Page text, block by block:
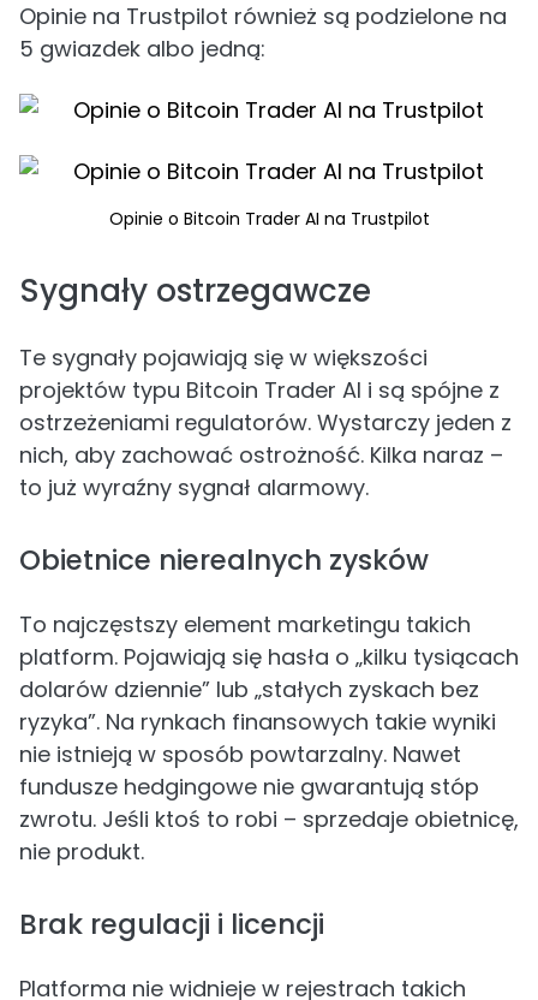
Opinie na Trustpilot również są podzielone na
5 gwiazdek albo jedną:
Opinie o Bitcoin Trader AI na Trustpilot
Sygnały ostrzegawcze
Te sygnały pojawiają się w większości
projektów typu Bitcoin Trader AI i są spójne z
ostrzeżeniami regulatorów. Wystarczy jeden z
nich, aby zachować ostrożność. Kilka naraz –
to już wyraźny sygnał alarmowy.
Obietnice nierealnych zysków
To najczęstszy element marketingu takich
platform. Pojawiają się hasła o „kilku tysiącach
dolarów dziennie” lub „stałych zyskach bez
ryzyka”. Na rynkach finansowych takie wyniki
nie istnieją w sposób powtarzalny. Nawet
fundusze hedgingowe nie gwarantują stóp
zwrotu. Jeśli ktoś to robi – sprzedaje obietnicę,
nie produkt.
Brak regulacji i licencji
Platforma nie widnieje w rejestrach takich